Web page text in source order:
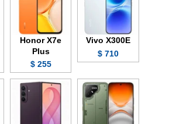
Vivo X300E
710 $
Honor X7e
Plus
255 $